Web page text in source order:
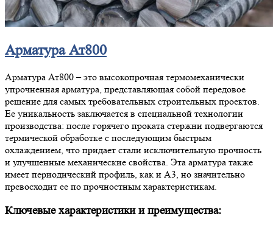
Арматура Ат800
Арматура Ат800 – это высокопрочная термомеханически
упрочненная арматура, представляющая собой передовое
решение для самых требовательных строительных проектов.
Ее уникальность заключается в специальной технологии
производства: после горячего проката стержни подвергаются
термической обработке с последующим быстрым
охлаждением, что придает стали исключительную прочность
и улучшенные механические свойства. Эта арматура также
имеет периодический профиль, как и А3, но значительно
превосходит ее по прочностным характеристикам.
Ключевые характеристики и преимущества: